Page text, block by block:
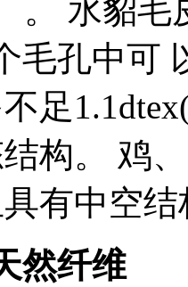
。 水貂
毛孔中可
足
构。 鸡
有中空
然纤维